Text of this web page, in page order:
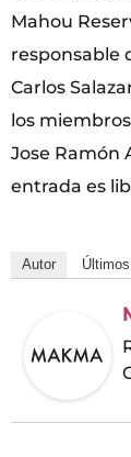
Mahou
responsable
Carlos
los
Jose Ramón
entrada es
Autor